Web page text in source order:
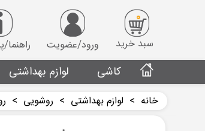
0
سبد خرید
ورود/عضویت راهنما/
کاشی لوازم بهداشتی
خانه > لوازم بهداشتی > روشويی >